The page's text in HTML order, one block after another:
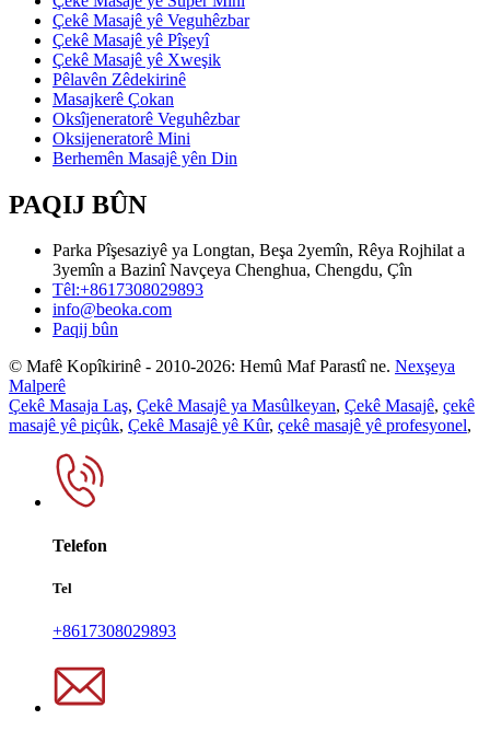
Çekê Masajê yê Veguhêzbar
Çekê Masajê yê Pîşeyî
Çekê Masajê yê Xweşik
Pêlavên Zêdekirinê
Masajkerê Çokan
Oksîjeneratorê Veguhêzbar
Oksijeneratorê Mini
Berhemên Masajê yên Din
PAQIJ BÛN
Parka Pîşesaziyê ya Longtan, Beşa 2yemîn, Rêya Rojhilat a
3yemîn a Bazinî Navçeya Chenghua, Chengdu, Çîn
Têl:+8617308029893
info@beoka.com
Paqij bûn
© Mafê Kopîkirinê - 2010-2026: Hemû Maf Parastî ne. Nexşeya
Malperê
Çekê Masaja Laş, Çekê Masajê ya Masûlkeyan, Çekê Masajê, çekê
masajê yê piçûk, Çekê Masajê yê Kûr, çekê masajê yê profesyonel,
Telefon
Tel
+8617308029893